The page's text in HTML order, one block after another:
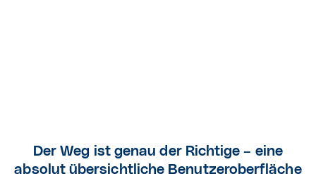
Der Weg ist genau der Richtige – eine
absolut übersichtliche Benutzeroberfläche